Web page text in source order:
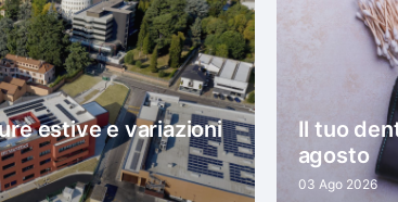
estive e variazioni
Il tuo
agosto
03 Ago 2026